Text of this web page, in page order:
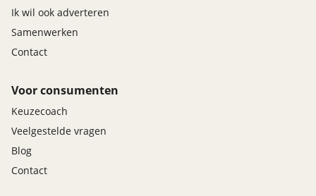
Ik wil ook adverteren
Samenwerken
Contact
Voor consumenten
Keuzecoach
Veelgestelde vragen
Blog
Contact